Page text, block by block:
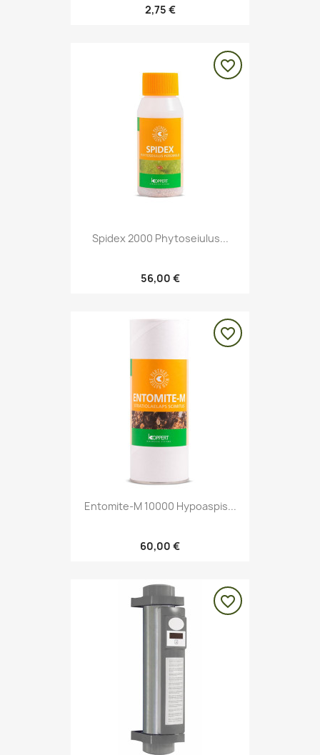
2,75 €
Spidex 2000 Phytoseiulus...
56,00 €
favorite_border
Entomite-M 10000 Hypoaspis...
60,00 €
favorite_border
favorite_border